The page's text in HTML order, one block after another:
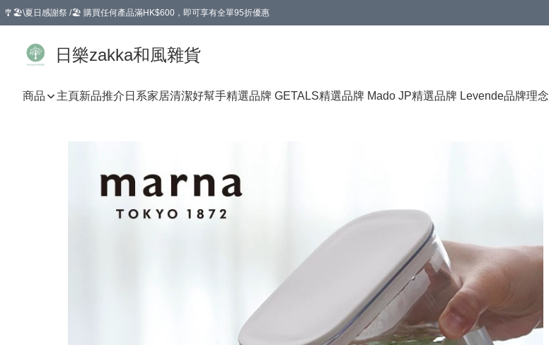
🎐🏖️\夏日感謝祭 /🏖️ 購買任何產品滿HK$600，即可享有全單95折優惠
日樂zakka和風雜貨
商品 主頁新品推介 日系家居清潔好幫手精選品牌 GETALS精選品牌 Mado JP精選品牌 Levende品牌理念